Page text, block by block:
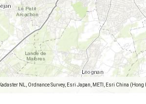
NL, Ordnance Survey, Esri Japan, METI, Esri China